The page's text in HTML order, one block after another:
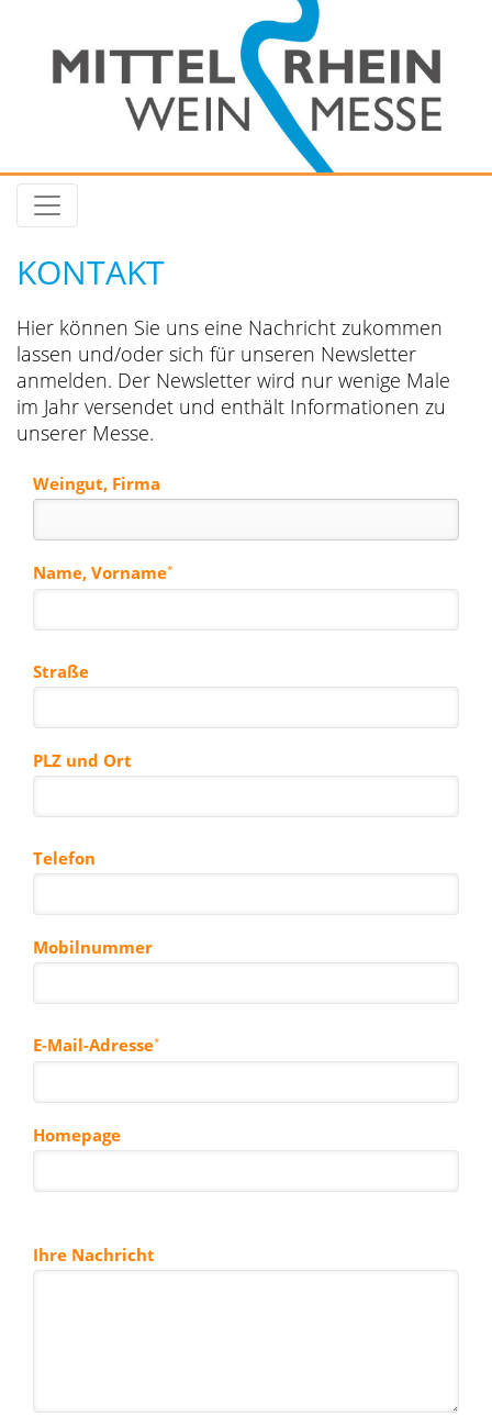
KONTAKT
Hier können Sie uns eine Nachricht zukommen
lassen und/oder sich für unseren Newsletter
anmelden. Der Newsletter wird nur wenige Male
im Jahr versendet und enthält Informationen zu
unserer Messe.
Weingut, Firma
Name, Vorname*
Straße
PLZ und Ort
Telefon
Mobilnummer
E-Mail-Adresse*
Homepage
Ihre Nachricht